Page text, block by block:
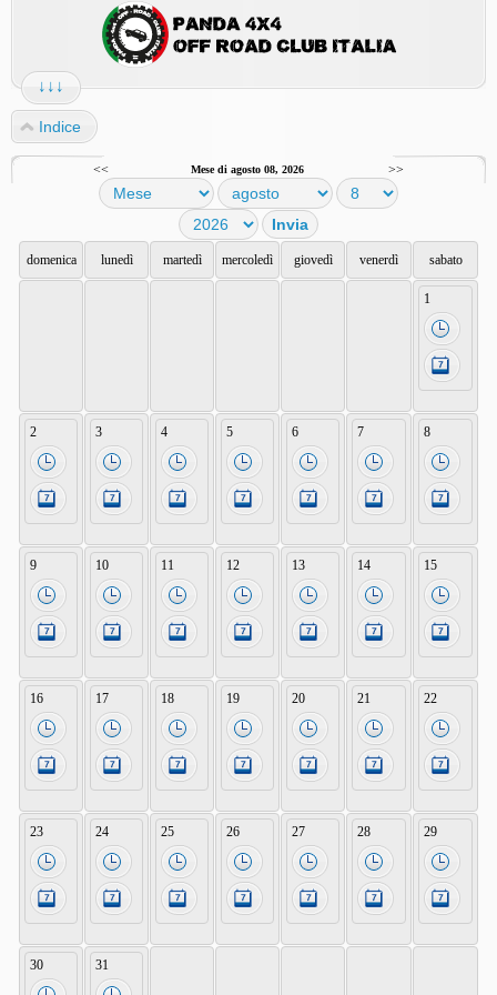
↓↓↓
Indice
<< Mese di agosto 08, 2026 >>
domenica lunedì martedì mercoledì giovedì venerdì sabato
1
2 3 4 5 6 7 8
9 10 11 12 13 14 15
16 17 18 19 20 21 22
23 24 25 26 27 28 29
30 31